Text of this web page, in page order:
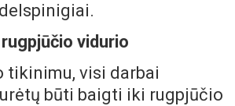
vidurio
tikinimu, visi darbai
būti baigti iki rugpjūčio